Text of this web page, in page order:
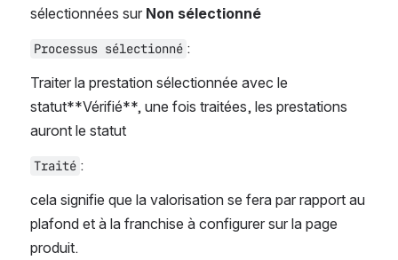
sélectionnées sur Non sélectionné
Processus sélectionné :
Traiter la prestation sélectionnée avec le
statut**Vérifié**, une fois traitées, les prestations
auront le statut
Traité :
cela signifie que la valorisation se fera par rapport au
plafond et à la franchise à configurer sur la page
produit.